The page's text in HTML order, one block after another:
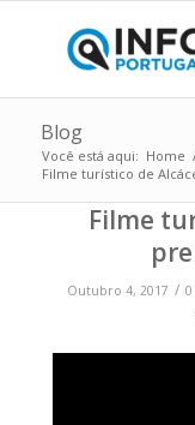
Blog
Você está aqui: Home
Filme turístico de
Filme
Outubro 4, 2017 /